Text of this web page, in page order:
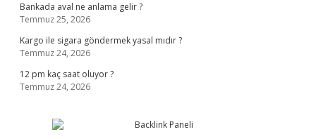
Bankada aval ne anlama gelir ?
Temmuz 25, 2026
Kargo ile sigara göndermek yasal mıdır ?
Temmuz 24, 2026
12 pm kaç saat oluyor ?
Temmuz 24, 2026